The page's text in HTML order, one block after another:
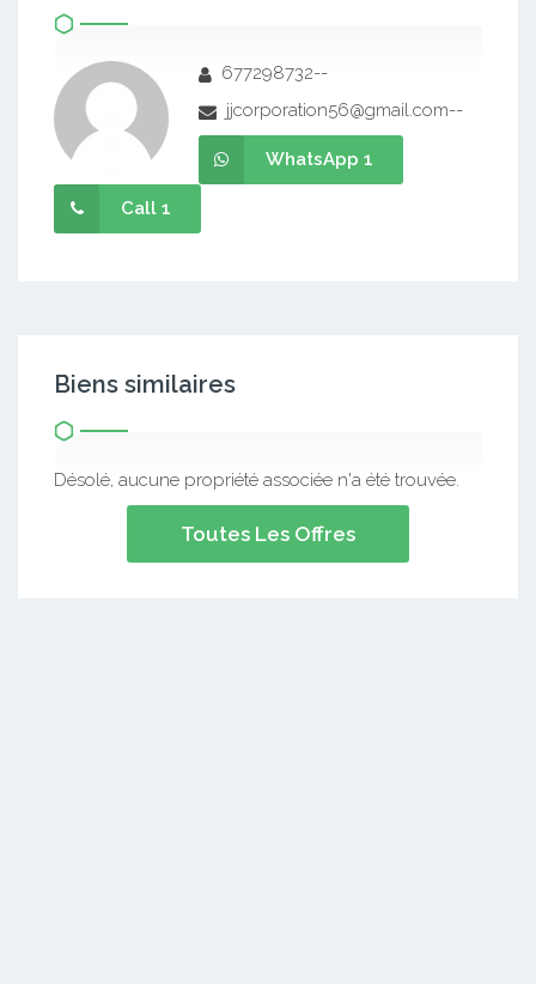
677298732--
jjcorporation56@gmail.com--
WhatsApp 1
Call 1
Biens similaires
Désolé, aucune propriété associée n'a été trouvée.
Toutes Les Offres